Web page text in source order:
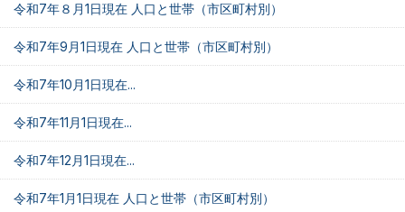
令和7年８月1日現在 人口と世帯（市区町村別）
令和7年9月1日現在 人口と世帯（市区町村別）
令和7年10月1日現在...
令和7年11月1日現在...
令和7年12月1日現在...
令和7年1月1日現在 人口と世帯（市区町村別）